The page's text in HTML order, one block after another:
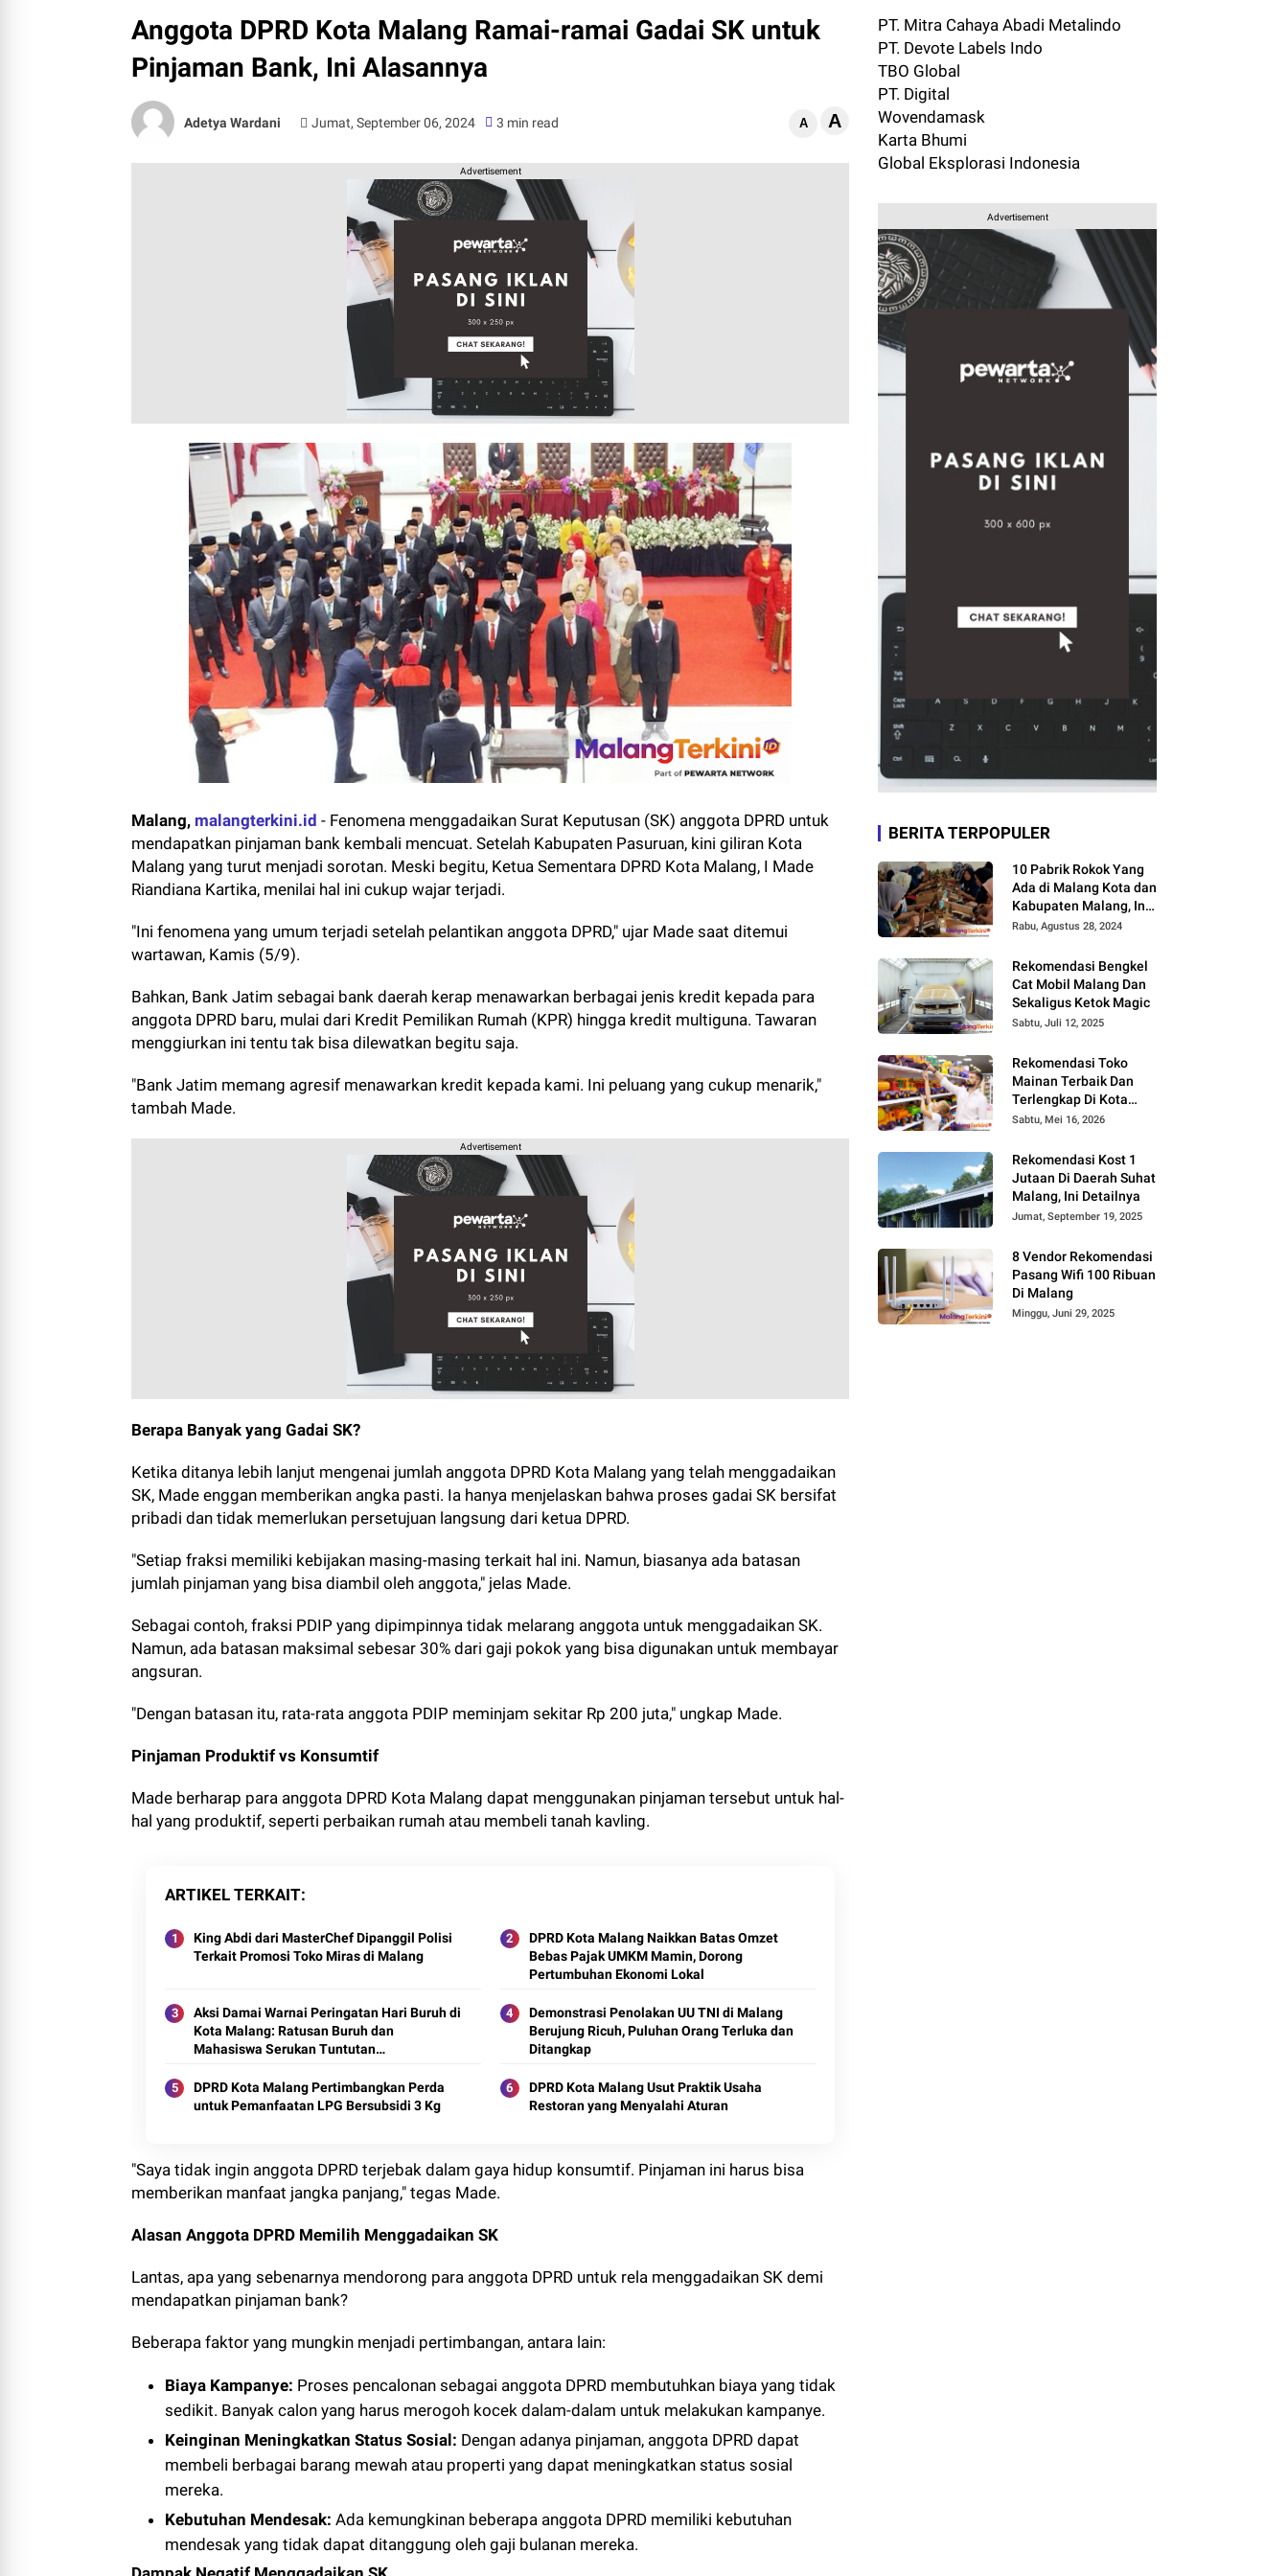
Anggota DPRD Kota Malang Ramai-ramai Gadai SK untuk
Pinjaman Bank, Ini Alasannya
Adetya Wardani Jumat, September 06, 2024 3 min read A A
Advertisement
Malang, malangterkini.id - Fenomena menggadaikan Surat Keputusan (SK) anggota DPRD untuk
mendapatkan pinjaman bank kembali mencuat. Setelah Kabupaten Pasuruan, kini giliran Kota
Malang yang turut menjadi sorotan. Meski begitu, Ketua Sementara DPRD Kota Malang, I Made
Riandiana Kartika, menilai hal ini cukup wajar terjadi.
"Ini fenomena yang umum terjadi setelah pelantikan anggota DPRD," ujar Made saat ditemui
wartawan, Kamis (5/9).
Bahkan, Bank Jatim sebagai bank daerah kerap menawarkan berbagai jenis kredit kepada para
anggota DPRD baru, mulai dari Kredit Pemilikan Rumah (KPR) hingga kredit multiguna. Tawaran
menggiurkan ini tentu tak bisa dilewatkan begitu saja.
"Bank Jatim memang agresif menawarkan kredit kepada kami. Ini peluang yang cukup menarik,"
tambah Made.
Advertisement
Berapa Banyak yang Gadai SK?
Ketika ditanya lebih lanjut mengenai jumlah anggota DPRD Kota Malang yang telah menggadaikan
SK, Made enggan memberikan angka pasti. Ia hanya menjelaskan bahwa proses gadai SK bersifat
pribadi dan tidak memerlukan persetujuan langsung dari ketua DPRD.
"Setiap fraksi memiliki kebijakan masing-masing terkait hal ini. Namun, biasanya ada batasan
jumlah pinjaman yang bisa diambil oleh anggota," jelas Made.
Sebagai contoh, fraksi PDIP yang dipimpinnya tidak melarang anggota untuk menggadaikan SK.
Namun, ada batasan maksimal sebesar 30% dari gaji pokok yang bisa digunakan untuk membayar
angsuran.
"Dengan batasan itu, rata-rata anggota PDIP meminjam sekitar Rp 200 juta," ungkap Made.
Pinjaman Produktif vs Konsumtif
Made berharap para anggota DPRD Kota Malang dapat menggunakan pinjaman tersebut untuk hal-
hal yang produktif, seperti perbaikan rumah atau membeli tanah kavling.
ARTIKEL TERKAIT
King Abdi dari MasterChef Dipanggil Polisi
Terkait Promosi Toko Miras di Malang
DPRD Kota Malang Naikkan Batas Omzet
Bebas Pajak UMKM Mamin, Dorong
Pertumbuhan Ekonomi Lokal
Aksi Damai Warnai Peringatan Hari Buruh di
Kota Malang: Ratusan Buruh dan
Mahasiswa Serukan Tuntutan
Demonstrasi Penolakan UU TNI di Malang
Berujung Ricuh, Puluhan Orang Terluka dan
Ditangkap
DPRD Kota Malang Pertimbangkan Perda
untuk Pemanfaatan LPG Bersubsidi 3 Kg
DPRD Kota Malang Usut Praktik Usaha
Restoran yang Menyalahi Aturan
"Saya tidak ingin anggota DPRD terjebak dalam gaya hidup konsumtif. Pinjaman ini harus bisa
memberikan manfaat jangka panjang," tegas Made.
Alasan Anggota DPRD Memilih Menggadaikan SK
Lantas, apa yang sebenarnya mendorong para anggota DPRD untuk rela menggadaikan SK demi
mendapatkan pinjaman bank?
Beberapa faktor yang mungkin menjadi pertimbangan, antara lain:
Biaya Kampanye: Proses pencalonan sebagai anggota DPRD membutuhkan biaya yang tidak
sedikit. Banyak calon yang harus merogoh kocek dalam-dalam untuk melakukan kampanye.
Keinginan Meningkatkan Status Sosial: Dengan adanya pinjaman, anggota DPRD dapat
membeli berbagai barang mewah atau properti yang dapat meningkatkan status sosial
mereka.
Kebutuhan Mendesak: Ada kemungkinan beberapa anggota DPRD memiliki kebutuhan
mendesak yang tidak dapat ditanggung oleh gaji bulanan mereka.
PT. Mitra Cahaya Abadi Metalindo
PT. Devote Labels Indo
TBO Global
PT. Digital
Wovendamask
Karta Bhumi
Global Eksplorasi Indonesia
Advertisement
BERITA TERPOPULER
10 Pabrik Rokok Yang
Ada di Malang Kota dan
Kabupaten Malang, Ini
Alamat dan
Rabu, Agustus 28, 2024
Rekomendasi Bengkel
Cat Mobil Malang Dan
Sekaligus Ketok Magic
Sabtu, Juli 12, 2025
Rekomendasi Toko
Mainan Terbaik Dan
Terlengkap Di Kota
Malang Terbaru Tahun
Anak
Sabtu, Mei 16, 2026
Rekomendasi Kost 1
Jutaan Di Daerah Suhat
Malang, Ini Detailnya
Jumat, September 19, 2025
8 Vendor Rekomendasi
Pasang Wifi 100 Ribuan
Di Malang
Minggu, Juni 29, 2025